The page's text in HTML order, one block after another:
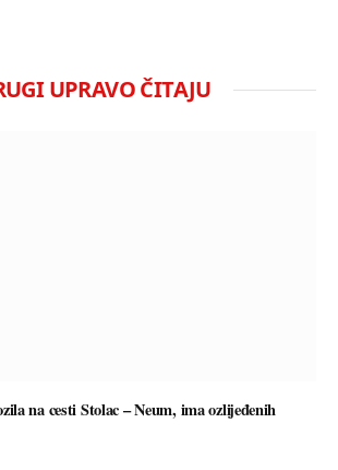
UPRAVO ČITAJU
na cesti Stolac – Neum, ima ozlijeđenih